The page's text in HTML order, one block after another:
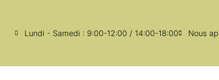
Lundi - Samedi : 9:00-12:00 / 14:00-18:00 Nous